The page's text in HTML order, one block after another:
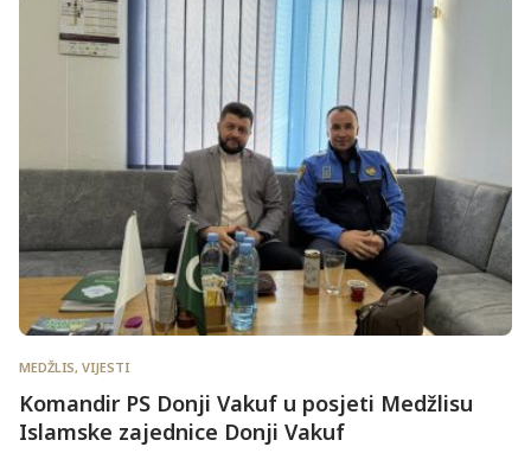
MEDŽLIS, VIJESTI
Komandir PS Donji Vakuf u posjeti Medžlisu
Islamske zajednice Donji Vakuf